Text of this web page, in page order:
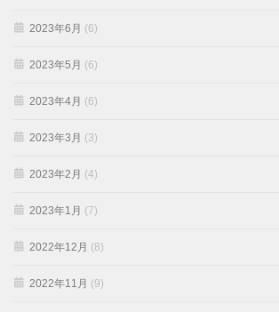
2023年6月 (6)
2023年5月 (6)
2023年4月 (6)
2023年3月 (3)
2023年2月 (4)
2023年1月 (7)
2022年12月 (8)
2022年11月 (9)